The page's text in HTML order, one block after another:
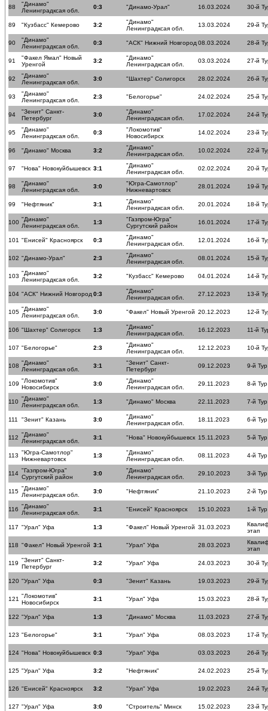
88
"Динамо"
Ленинградксая обл.
0:3 "Динамо-Урал" 16.03.2024 30-й
89 "Кузбасс" Кемерово 3:2
"Динамо"
Ленинградксая обл.
13.03.2024 29-й
90
"Динамо"
Ленинградксая обл.
0:3 "АСК" Нижний Новгород 08.03.2024 28-й
91
"Факел Ямал" Новый
Уренгой
3:2
"Динамо"
Ленинградксая обл.
03.03.2024 27-й
92
"Динамо"
Ленинградксая обл.
3:0 "Шахтер" Солигорск 28.02.2024 26-й
93
"Динамо"
Ленинградксая обл.
2:3 "Белогорье" 24.02.2024 25-й
94
"Зенит" Санкт-
Петербург
3:0
"Динамо"
Ленинградксая обл.
17.02.2024 24-й
95
"Динамо"
Ленинградксая обл.
0:3
"Локомотив"
Новосибирск
14.02.2024 23-й
96 "Динамо" Москва 3:2
"Динамо"
Ленинградксая обл.
10.02.2024 22-й
97 "Нова" Новокуйбышевск 3:1
"Динамо"
Ленинградксая обл.
02.02.2024 20-й
98
"Динамо"
Ленинградксая обл.
3:0
"Югра-Самотлор"
Нижневартовск
28.01.2024 19-й
99 "Нефтяник" 3:1
"Динамо"
Ленинградксая обл.
20.01.2024 18-й
100 "Динамо"
Ленинградксая обл.
1:3
"Газпром-Югра"
Сургутский район
16.01.2024 17-й
101 "Енисей" Красноярск 0:3
"Динамо"
Ленинградксая обл.
12.01.2024 16-й
102 "Динамо-Урал" 2:3
"Динамо"
Ленинградксая обл.
08.01.2024 15-й
103 "Динамо"
Ленинградксая обл.
3:2 "Кузбасс" Кемерово 04.01.2024 14-й
104 "АСК" Нижний Новгород 0:3
"Динамо"
Ленинградксая обл.
27.12.2023 13-й
105 "Динамо"
Ленинградксая обл.
3:0 "Факел" Новый Уренгой 20.12.2023 12-й
106 "Шахтер" Солигорск 1:3
"Динамо"
Ленинградксая обл.
16.12.2023 11-й
107 "Белогорье" 2:3
"Динамо"
Ленинградксая обл.
12.12.2023 10-й
108 "Динамо"
Ленинградксая обл.
3:1
"Зенит" Санкт-
Петербург
09.12.2023 9-й Тур
109 "Локомотив"
Новосибирск
3:0
"Динамо"
Ленинградксая обл.
29.11.2023 8-й Тур
110 "Динамо"
Ленинградксая обл.
1:3 "Динамо" Москва 22.11.2023 7-й Тур
111 "Зенит" Казань 3:0
"Динамо"
Ленинградксая обл.
18.11.2023 6-й Тур
112 "Динамо"
Ленинградксая обл.
3:1 "Нова" Новокуйбышевск 15.11.2023 5-й Тур
113 "Югра-Самотлор"
Нижневартовск
1:3
"Динамо"
Ленинградксая обл.
08.11.2023 4-й Тур
114 "Газпром-Югра"
Сургутский район
3:0
"Динамо"
Ленинградксая обл.
29.10.2023 3-й Тур
115 "Динамо"
Ленинградксая обл.
3:0 "Нефтяник" 21.10.2023 2-й Тур
116 "Динамо"
Ленинградксая обл.
3:1 "Енисей" Красноярск 15.10.2023 1-й Тур
117 "Урал" Уфа 1:3 "Факел" Новый Уренгой 31.03.2023
этап
118 "Факел" Новый Уренгой 3:1 "Урал" Уфа 28.03.2023
этап
119 "Зенит" Санкт-
Петербург
3:2 "Урал" Уфа 24.03.2023 30-й
120 "Урал" Уфа 0:3 "Зенит" Казань 19.03.2023 29-й
121 "Локомотив"
Новосибирск
3:1 "Урал" Уфа 15.03.2023 28-й
122 "Урал" Уфа 1:3 "Динамо" Москва 11.03.2023 27-й
123 "Белогорье" 3:1 "Урал" Уфа 08.03.2023 17-й
124 "Нова" Новокуйбышевск 0:3 "Урал" Уфа 03.03.2023 26-й
125 "Урал" Уфа 3:2 "Нефтяник" 24.02.2023 25-й
126 "Енисей" Красноярск 3:2 "Урал" Уфа 19.02.2023 24-й
127 "Урал" Уфа 3:0 "Строитель" Минск 15.02.2023 23-й